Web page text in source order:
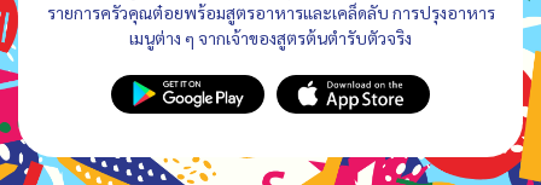
รายการครัวคุณต๋อยพร้อมสูตรอาหารและเคล็ดลับ การปรุงอาหาร
เมนูต่าง ๆ จากเจ้าของสูตรต้นตำรับตัวจริง